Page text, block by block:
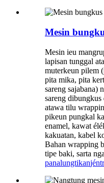
Mesin
Mesin ieu
lapisan tunggal
muterkeun pilem
pita mika, pita
sareng sajabana)
sareng
atawa tilu
pikeun pungkal
enamel, kawat
kakuatan, kabel
Bahan wrapping
tipe baki, sarta
panalungtikan